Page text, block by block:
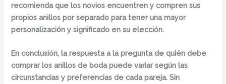
recomienda que los novios encuentren y compren sus
propios anillos por separado para tener una mayor
personalización y significado en su elección.
En conclusión, la respuesta a la pregunta de quién debe
comprar los anillos de boda puede variar según las
circunstancias y preferencias de cada pareja. Sin